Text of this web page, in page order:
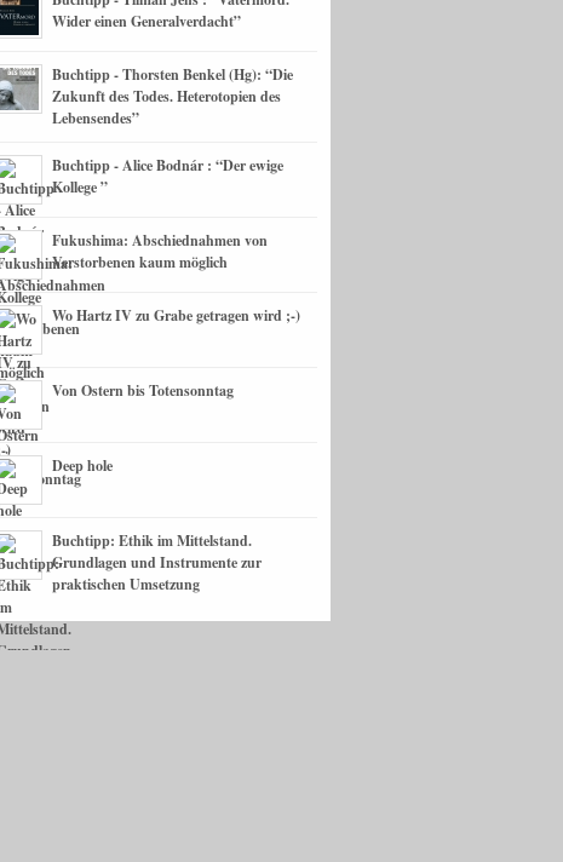
Wider einen Generalverdacht”
Buchtipp - Thorsten Benkel (Hg): “Die
Zukunft des Todes. Heterotopien des
Lebensendes”
Buchtipp - Alice Bodnár : “Der ewige
Kollege ”
Fukushima: Abschiednahmen von
Verstorbenen kaum möglich
Wo Hartz IV zu Grabe getragen wird ;-)
Von Ostern bis Totensonntag
Deep hole
Buchtipp: Ethik im Mittelstand.
Grundlagen und Instrumente zur
praktischen Umsetzung